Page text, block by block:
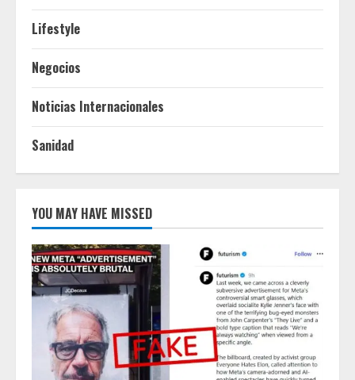
Lifestyle
Negocios
Noticias Internacionales
Sanidad
YOU MAY HAVE MISSED